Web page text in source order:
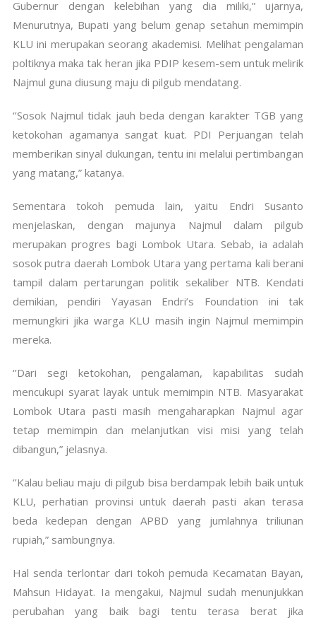
Gubernur dengan kelebihan yang dia miliki,” ujarnya,
Menurutnya, Bupati yang belum genap setahun memimpin
KLU ini merupakan seorang akademisi. Melihat pengalaman
poltiknya maka tak heran jika PDIP kesem-sem untuk melirik
Najmul guna diusung maju di pilgub mendatang.
‘’Sosok Najmul tidak jauh beda dengan karakter TGB yang
ketokohan agamanya sangat kuat. PDI Perjuangan telah
memberikan sinyal dukungan, tentu ini melalui pertimbangan
yang matang,” katanya.
Sementara tokoh pemuda lain, yaitu Endri Susanto
menjelaskan, dengan majunya Najmul dalam pilgub
merupakan progres bagi Lombok Utara. Sebab, ia adalah
sosok putra daerah Lombok Utara yang pertama kali berani
tampil dalam pertarungan politik sekaliber NTB. Kendati
demikian, pendiri Yayasan Endri’s Foundation ini tak
memungkiri jika warga KLU masih ingin Najmul memimpin
mereka.
‘’Dari segi ketokohan, pengalaman, kapabilitas sudah
mencukupi syarat layak untuk memimpin NTB. Masyarakat
Lombok Utara pasti masih mengaharapkan Najmul agar
tetap memimpin dan melanjutkan visi misi yang telah
dibangun,” jelasnya.
‘’Kalau beliau maju di pilgub bisa berdampak lebih baik untuk
KLU, perhatian provinsi untuk daerah pasti akan terasa
beda kedepan dengan APBD yang jumlahnya triliunan
rupiah,” sambungnya.
Hal senda terlontar dari tokoh pemuda Kecamatan Bayan,
Mahsun Hidayat. Ia mengakui, Najmul sudah menunjukkan
perubahan yang baik bagi tentu terasa berat jika